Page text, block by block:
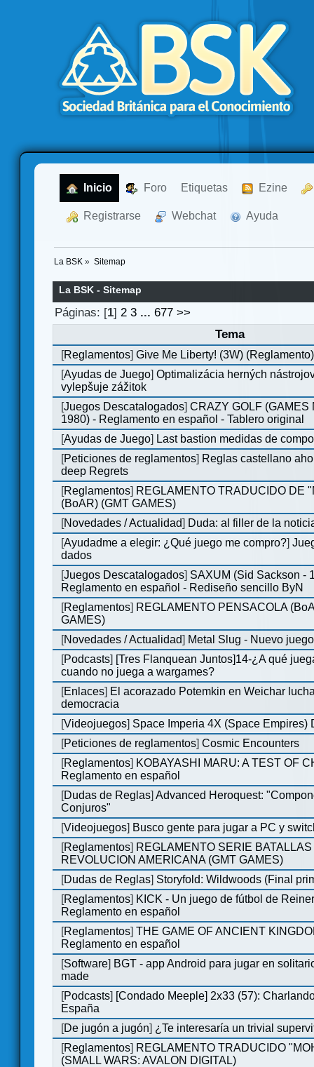
Inicio Foro Etiquetas Ezine
Registrarse Webchat Ayuda
La BSK » Sitemap
La BSK - Sitemap
Páginas: [1]2 3 ...677 >>
Tema
[Reglamentos]Give Me Liberty! (3W) (Reglamento)
[Ayudas de Juego]Optimalizácia herných
vylepšuje zážitok
[Juegos Descatalogados]CRAZY GOLF (GAMES
1980) - Reglamento en español - Tablero original
[Ayudas de Juego] Last bastion medidas de
[Peticiones de reglamentos] Reglas castellano
deep Regrets
[Reglamentos] REGLAMENTO TRADUCIDO DE
(BoAR) (GMT GAMES)
[Novedades / Actualidad] Duda: al filler de la
[Ayudadme a elegir: ¿Qué juego me compro?]
dados
[Juegos Descatalogados] SAXUM (Sid Sackson -
Reglamento en español - Rediseño sencillo ByN
[Reglamentos] REGLAMENTO PENSACOLA
GAMES)
[Novedades / Actualidad] Metal Slug - Nuevo
[Podcasts] [Tres Flanquean Juntos]14-¿A qué
cuando no juega a wargames?
[Enlaces] El acorazado Potemkin en Weichar
democracia
[Videojuegos] Space Imperia 4X (Space Empires)
[Peticiones de reglamentos]Cosmic Encounters
[Reglamentos] KOBAYASHI MARU: A TEST OF
Reglamento en español
[Dudas de Reglas]Advanced Heroquest:
Conjuros"
[Videojuegos] Busco gente para jugar a PC y
[Reglamentos] REGLAMENTO SERIE
REVOLUCION AMERICANA (GMT GAMES)
[Dudas de Reglas] Storyfold: Wildwoods (Final
[Reglamentos] KICK - Un juego de fútbol de
Reglamento en español
[Reglamentos]THE GAME OF ANCIENT
Reglamento en español
[Software] BGT - app Android para jugar en
made
[Podcasts] [Condado Meeple] 2x33 (57):
España
[De jugón a jugón] ¿Te interesaría un trivial
[Reglamentos] REGLAMENTO TRADUCIDO
(SMALL WARS: AVALON DIGITAL)